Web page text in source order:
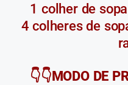
1 colher de
4 colheres de
👇👇MODO DE